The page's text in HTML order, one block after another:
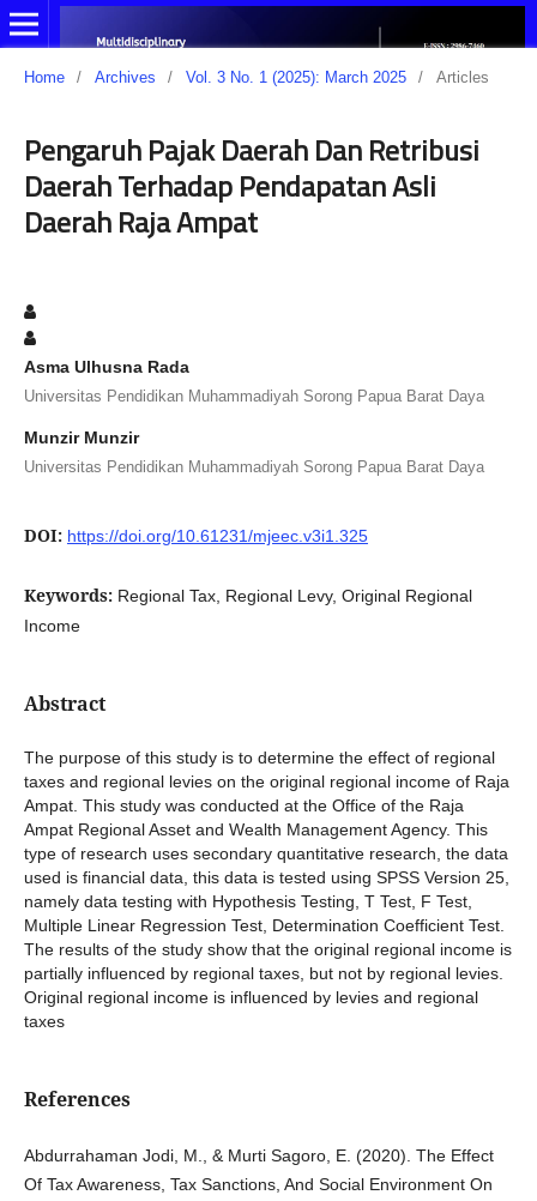
Home / Archives / Vol. 3 No. 1 (2025): March 2025 / Articles
Pengaruh Pajak Daerah Dan Retribusi
Daerah Terhadap Pendapatan Asli
Daerah Raja Ampat
Asma Ulhusna Rada
Universitas Pendidikan Muhammadiyah Sorong Papua Barat Daya
Munzir Munzir
Universitas Pendidikan Muhammadiyah Sorong Papua Barat Daya
DOI: https://doi.org/10.61231/mjeec.v3i1.325
Keywords: Regional Tax, Regional Levy, Original Regional
Income
Abstract
The purpose of this study is to determine the effect of regional
taxes and regional levies on the original regional income of Raja
Ampat. This study was conducted at the Office of the Raja
Ampat Regional Asset and Wealth Management Agency. This
type of research uses secondary quantitative research, the data
used is financial data, this data is tested using SPSS Version 25,
namely data testing with Hypothesis Testing, T Test, F Test,
Multiple Linear Regression Test, Determination Coefficient Test.
The results of the study show that the original regional income is
partially influenced by regional taxes, but not by regional levies.
Original regional income is influenced by levies and regional
taxes
References
Abdurrahaman Jodi, M., & Murti Sagoro, E. (2020). The Effect
Of Tax Awareness, Tax Sanctions, And Social Environment On